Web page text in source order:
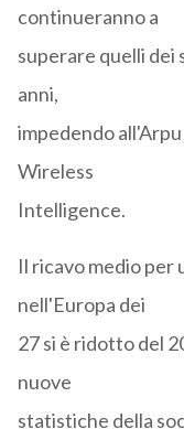
continueranno a
superare quelli dei
anni,
impedendo
Wireless
Intelligence.
Il ricavo medio
nell'Europa dei
27 si è ridotto del
nuove
statistiche della